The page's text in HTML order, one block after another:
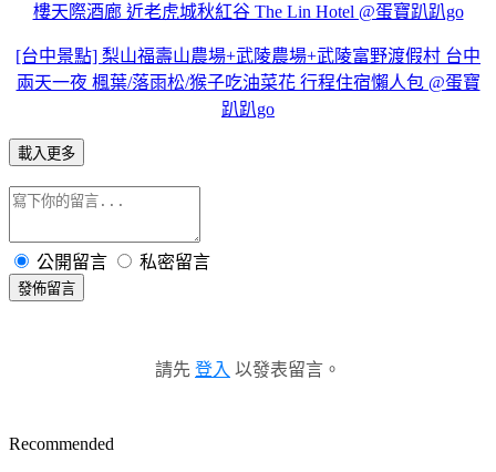
樓天際酒廊 近老虎城秋紅谷 The Lin Hotel @蛋寶趴趴go
[台中景點] 梨山福壽山農場+武陵農場+武陵富野渡假村 台中
兩天一夜 楓葉/落雨松/猴子吃油菜花 行程住宿懶人包 @蛋寶
趴趴go
載入更多
公開留言 私密留言
發佈留言
請先 登入 以發表留言。
Recommended